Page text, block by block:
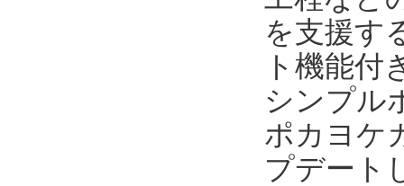
を支援す
ト機能付
シンプル
ポカヨケ
プデート